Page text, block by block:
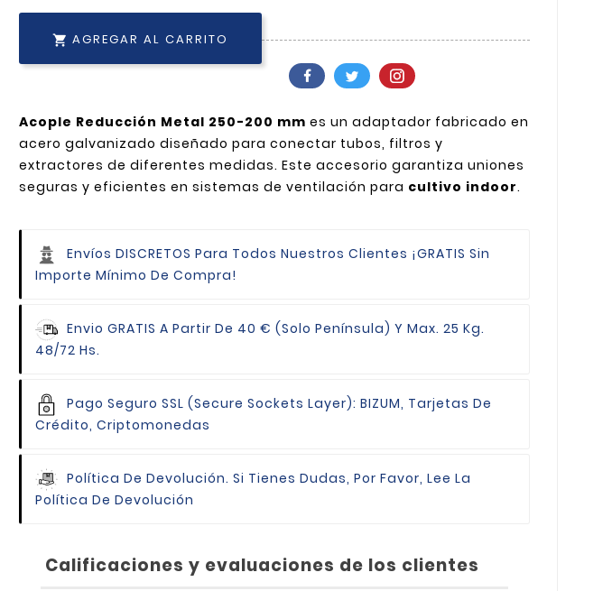
 AGREGAR AL CARRITO
Acople Reducción Metal 250-200 mm es un adaptador fabricado en
acero galvanizado diseñado para conectar tubos, filtros y
extractores de diferentes medidas. Este accesorio garantiza uniones
seguras y eficientes en sistemas de ventilación para cultivo indoor.
Envíos DISCRETOS Para Todos Nuestros Clientes ¡GRATIS Sin
Importe Mínimo De Compra!
Envio GRATIS A Partir De 40 € (Solo Península) Y Max. 25 Kg.
48/72 Hs.
Pago Seguro SSL (Secure Sockets Layer): BIZUM, Tarjetas De
Crédito, Criptomonedas
Política De Devolución. Si Tienes Dudas, Por Favor, Lee La
Política De Devolución
Calificaciones y evaluaciones de los clientes